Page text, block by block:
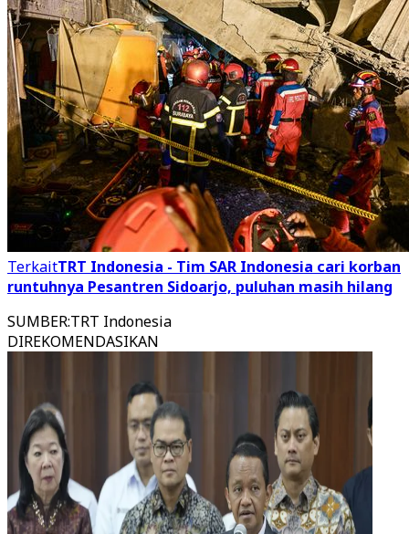
TerkaitTRT Indonesia - Tim SAR Indonesia cari korban
runtuhnya Pesantren Sidoarjo, puluhan masih hilang
SUMBER:TRT Indonesia
DIREKOMENDASIKAN